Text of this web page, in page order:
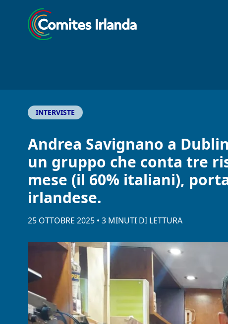
INTERVISTE
Andrea Savignano a
un gruppo che conta tre
mese (il 60% italiani),
irlandese.
25 OTTOBRE 2025 • 3 MINUTI DI LETTURA